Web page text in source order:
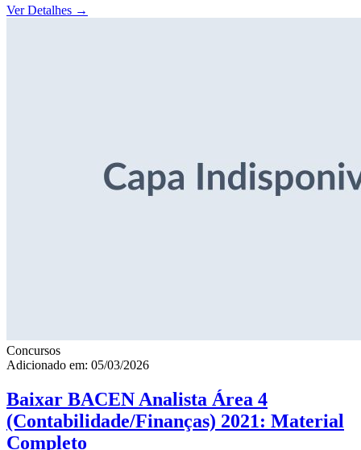
Ver Detalhes →
Concursos
Adicionado em: 05/03/2026
Baixar BACEN Analista Área 4
(Contabilidade/Finanças) 2021: Material
Completo